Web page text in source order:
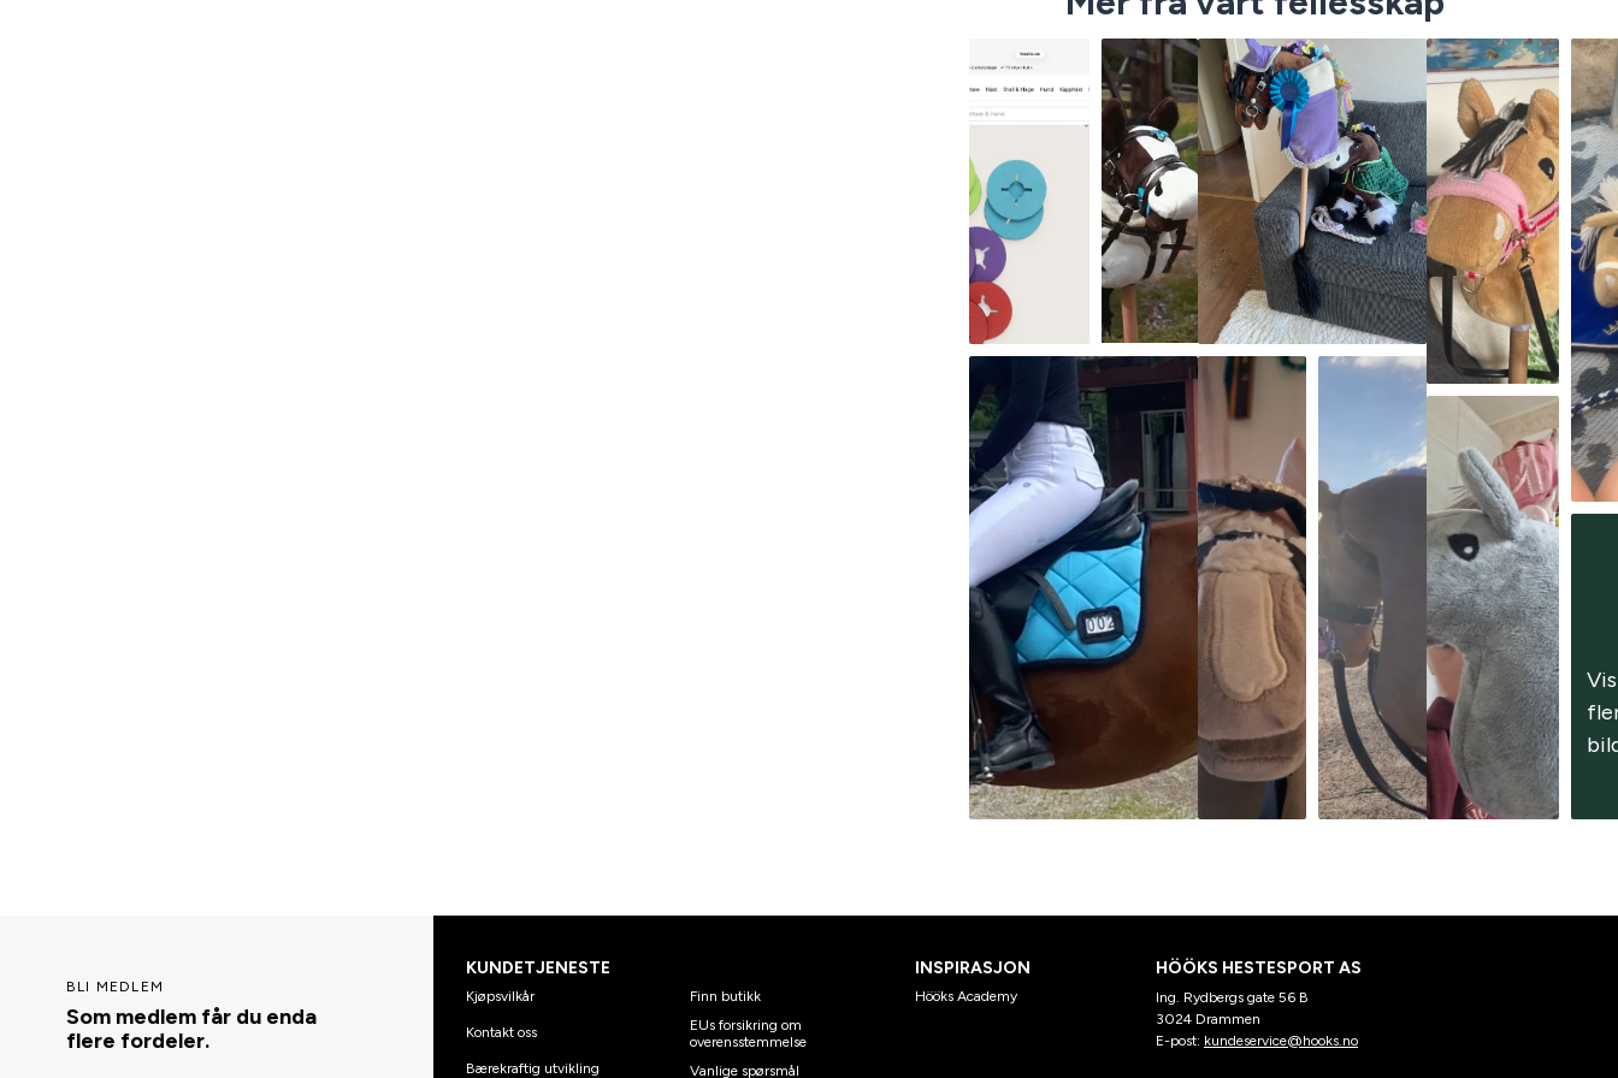
Vis
BLI MEDLEM
Som medlem får du enda
flere fordeler.
KUNDETJENESTE
Kjøpsvilkår
Kontakt oss
Bærekraftig utvikling
Finn butikk
EUs forsikring om
overensstemmelse
Vanlige spørsmål
INSPIRASJON
Hööks Academy
HÖÖKS HESTESPORT AS
Ing. Rydbergs gate 56 B
3024 Drammen
E-post: kundeservice@hooks.no